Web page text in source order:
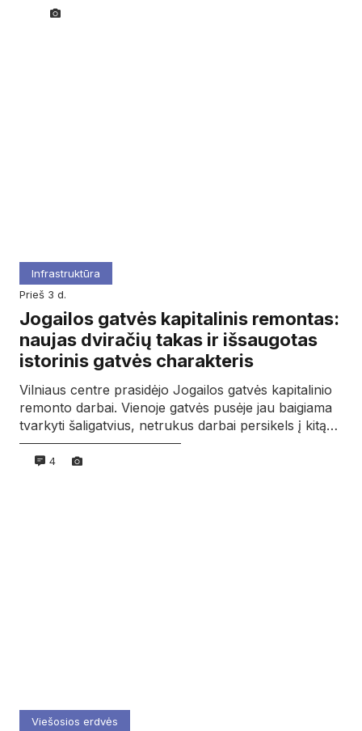
Infrastruktūra
prieš 3 d.
Jogailos gatvės kapitalinis remontas:
naujas dviračių takas ir išsaugotas
istorinis gatvės charakteris
Vilniaus centre prasidėjo Jogailos gatvės kapitalinio
remonto darbai. Vienoje gatvės pusėje jau baigiama
tvarkyti šaligatvius, netrukus darbai persikels į kitą…
4
Viešosios erdvės